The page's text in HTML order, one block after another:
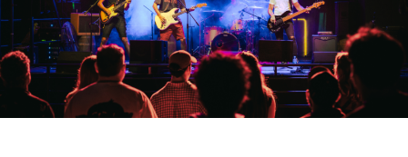
Sarandon y Maximiliano Soria, con asistencia técnica y
diseño de luces de Juan Manuel Alías.
Una propuesta que combina precisión, emoción y una
cuidada puesta escénica, capaz de sorprender tanto a
quienes siguen el tango desde siempre como a quienes
en Sol mayor, la Sonata Op. 109 en Mi mayor y la Sonata
“Appassionata” Op. 57 en Fa menor. Entrada general:
$20.000. Jubilados, residentes y estudiantes: $15.000.
Jueves 6 a las 21: “Dejando huella para que lo nuestro
nunca muera”